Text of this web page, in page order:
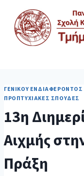
ΓΕΝΙΚΟΎ ΕΝΔΙΑΦΈΡΟΝΤΟΣ
ΠΡΟΠΤΥΧΙΑΚΈΣ ΣΠΟΥΔΈΣ
13η
Αιχμής
Πράξη